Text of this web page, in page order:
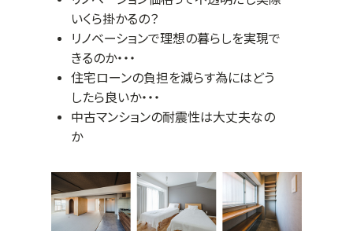
いくら掛かるの？
リノベーションで理想の暮らしを実現で
きるのか・・・
住宅ローンの負担を減らす為にはどう
したら良いか・・・
中古マンションの耐震性は大丈夫なの
か